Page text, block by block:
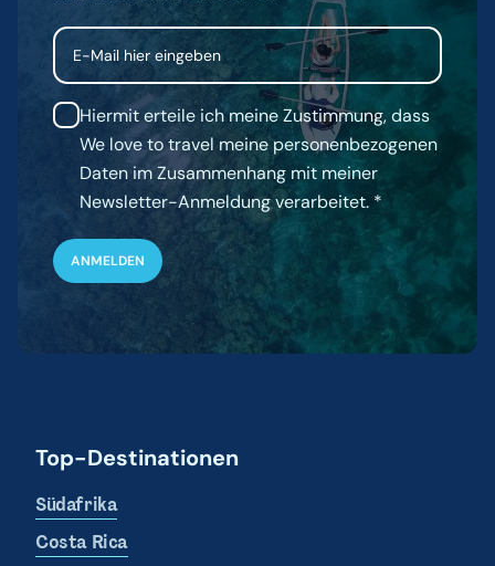
Email
Hiermit erteile ich meine Zustimmung, dass
We love to travel meine personenbezogenen
Daten im Zusammenhang mit meiner
Newsletter-Anmeldung verarbeitet.
Top-Destinationen
Südafrika
Costa Rica